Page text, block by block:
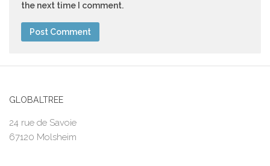
the next time I comment.
GLOBALTREE
24 rue de Savoie
67120 Molsheim